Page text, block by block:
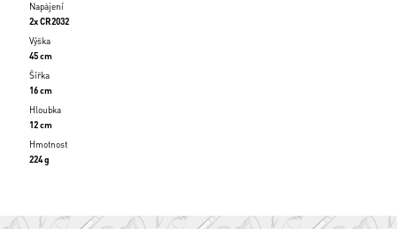
Napájení
2x CR2032
Výška
45 cm
Šířka
16 cm
Hloubka
12 cm
Hmotnost
224 g